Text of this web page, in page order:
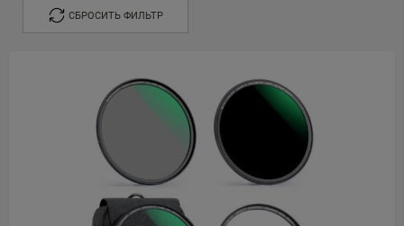
СБРОСИТЬ ФИЛЬТР